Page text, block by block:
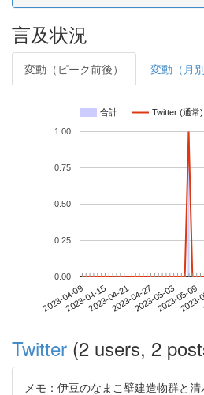
言及状況
変動（ピーク前後） 変動（月別
合計 Twitter (通常)
2023-04-092023-04-152023-04-212023-04-272023-05-032023-05-09
0.00
0.25
0.50
0.75
1.00
Twitter (2 users, 2
メモ：伊豆のなまこ壁建造物群と清